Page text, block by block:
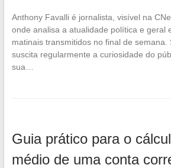
Anthony Favalli é jornalista, visível na
onde analisa a atualidade política e geral
matinais transmitidos no final de semana.
suscita regularmente a curiosidade do
sua…
Guia prático para o
médio de uma conta